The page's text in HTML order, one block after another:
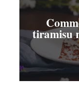
tiramisu